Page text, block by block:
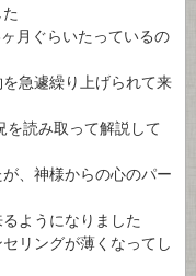
月ぐらいたっているの
急遽繰り上げられて来
を読み取って解説して
、神様からの心のパー
ようになりました
リングが薄くなってし